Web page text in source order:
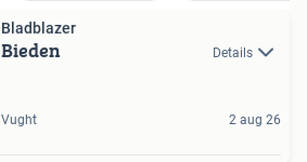
Bladblazer
Bieden Details
Vught 2 aug 26